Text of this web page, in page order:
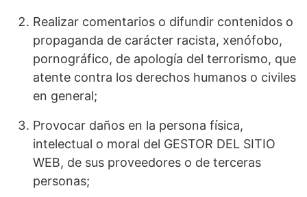
Realizar comentarios o difundir contenidos o
propaganda de carácter racista, xenófobo,
pornográfico, de apología del terrorismo, que
atente contra los derechos humanos o civiles
en general;
Provocar daños en la persona física,
intelectual o moral del GESTOR DEL SITIO
WEB, de sus proveedores o de terceras
personas;